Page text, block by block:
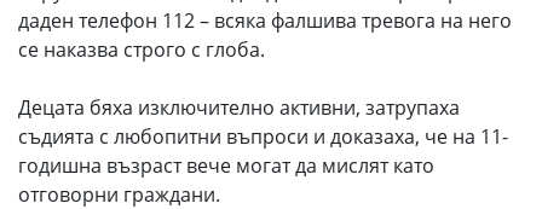
даден телефон 112 – всяка фалшива тревога на него
се наказва строго с глоба.
Децата бяха изключително активни, затрупаха
съдията с любопитни въпроси и доказаха, че на 11-
годишна възраст вече могат да мислят като
отговорни граждани.